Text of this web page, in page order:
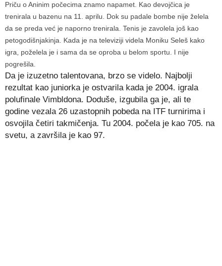
Priču o Aninim počecima znamo napamet. Kao devojčica je
trenirala u bazenu na 11. aprilu. Dok su padale bombe nije želela
da se preda već je naporno trenirala. Tenis je zavolela još kao
petogodišnjakinja. Kada je na televiziji videla Moniku Seleš kako
igra, poželela je i sama da se oproba u belom sportu. I nije
pogrešila.
Da je izuzetno talentovana, brzo se videlo. Najbolji
rezultat kao juniorka je ostvarila kada je 2004. igrala
polufinale Vimbldona. Doduše, izgubila ga je, ali te
godine vezala 26 uzastopnih pobeda na ITF turnirima i
osvojila četiri takmičenja. Tu 2004. počela je kao 705. na
svetu, a završila je kao 97.